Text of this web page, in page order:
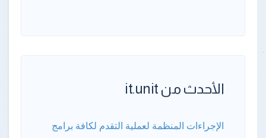
الأحدث من it.unit
الإجراءات المنظمة لعملية التقدم لكافة برامج